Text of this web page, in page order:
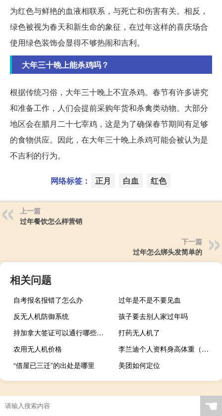
为红色与鲜艳的血液相联系，与死亡和伤害有关。相反，
绿色被视为春天和新生命的象征，在过年这样的喜庆场合
使用绿色装饰会显得不够热闹和吉利。
大年三十晚上能杀鸡吗？
根据传统习俗，大年三十晚上不宜杀鸡。春节有许多讲究
和准备工作，人们会提前采购年货和杀禽类动物。大部分
地区会在腊月二十七宰鸡，这是为了确保春节期间有足够
的食物供应。因此，在大年三十晚上杀鸡可能会被认为是
不吉利的行为。
网络标签： 正月 白血 红色
上一篇
过年餐饮怎么样营销
下一篇
过年怎么绑头发简单的
相关问题
自考报名报错了怎么办
过年是不是不要见血
反无人机防御系统
孩子要去别人家过年吗
持加拿大签证可以通行哪些国家
打药无人机了
农用无人机价格
李兰迪个人资料身高体重（李兰迪个人资料）
“借屋已三迁”的出处是哪里
美团如何定位
☚